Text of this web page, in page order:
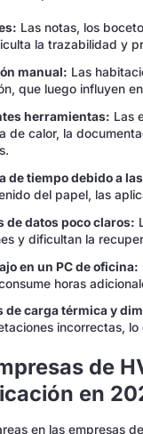
Las notas, los
la trazabilidad y
manual: Las
que luego influyen
herramientas: Las
de calor, la
de tiempo debido a
del papel, las
de datos poco claros:
y dificultan la
en un PC de oficina:
horas
de carga térmica y
incorrectas,
de
en
en las empresas